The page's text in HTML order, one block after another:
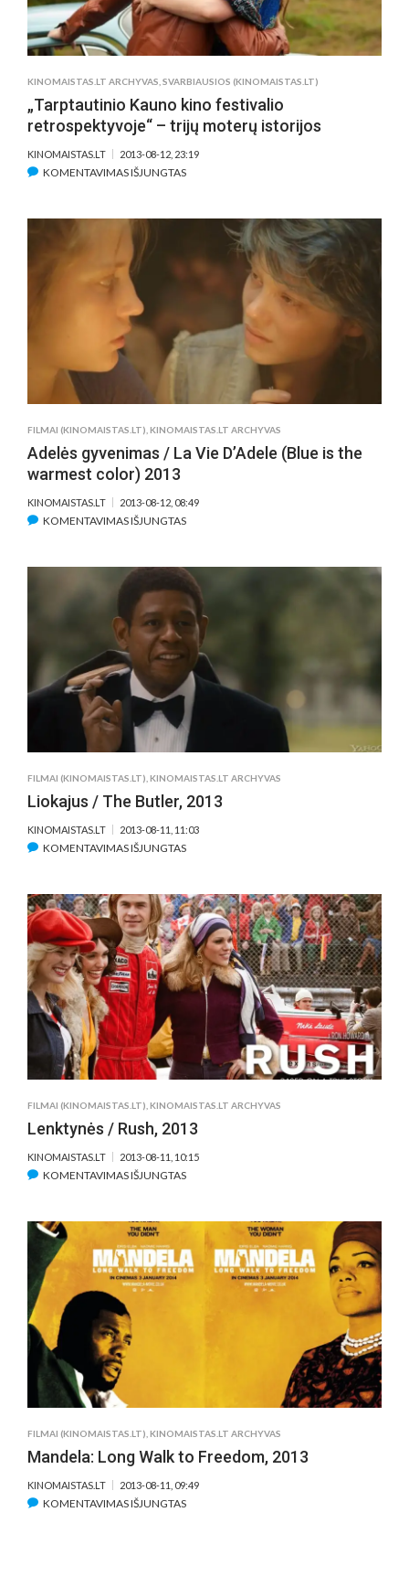
KINOMAISTAS.LT ARCHYVAS SVARBIAUSIOS (KINOMAISTAS.LT)
„Tarptautinio Kauno kino festivalio
retrospektyvoje“ – trijų moterų istorijos
KINOMAISTAS.LT 2013-08-12, 23:19
KOMENTAVIMAS IŠJUNGTASĮRAŠE
FESTIVALIO
RETROSPEKTYVOJE“
MOTERŲ
ISTORIJOS
FILMAI (KINOMAISTAS.LT) KINOMAISTAS.LT ARCHYVAS
Adelės gyvenimas / La Vie D’Adele (Blue is the
warmest color) 2013
KINOMAISTAS.LT 2013-08-12, 08:49
KOMENTAVIMAS IŠJUNGTASĮRAŠE
/
LA
VIE
D’ADELE
(BLUE
IS
THE
WARMEST
COLOR)
2013
FILMAI (KINOMAISTAS.LT) KINOMAISTAS.LT ARCHYVAS
Liokajus / The Butler, 2013
KINOMAISTAS.LT 2013-08-11, 11:03
KOMENTAVIMAS IŠJUNGTASĮRAŠE
THE
BUTLER,
2013
FILMAI (KINOMAISTAS.LT) KINOMAISTAS.LT ARCHYVAS
Lenktynės / Rush, 2013
KINOMAISTAS.LT 2013-08-11, 10:15
KOMENTAVIMAS IŠJUNGTASĮRAŠE
RUSH,
2013
FILMAI (KINOMAISTAS.LT) KINOMAISTAS.LT ARCHYVAS
Mandela: Long Walk to Freedom, 2013
KINOMAISTAS.LT 2013-08-11, 09:49
KOMENTAVIMAS IŠJUNGTASĮRAŠE